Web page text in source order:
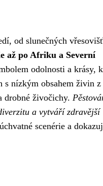
od slunečných
až po Afriku a Severní
odolnosti a krásy,
s nízkým obsahem živin z
drobné živočichy.
a vytváří zdravější
scenérie a